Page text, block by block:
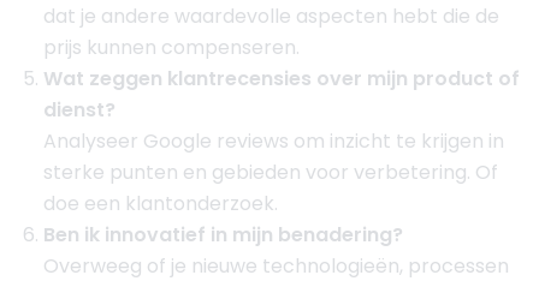
dat je andere waardevolle aspecten hebt die de
prijs kunnen compenseren.
Wat zeggen klantrecensies over mijn product of
dienst?
Analyseer Google reviews om inzicht te krijgen in
sterke punten en gebieden voor verbetering. Of
doe een klantonderzoek.
Ben ik innovatief in mijn benadering?
Overweeg of je nieuwe technologieën, processen